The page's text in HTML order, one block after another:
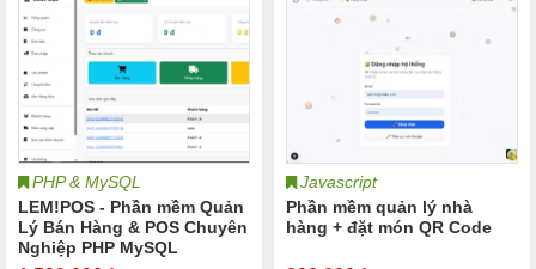
PHP & MySQL
LEM!POS - Phần mềm Quản
Lý Bán Hàng & POS Chuyên
Nghiệp PHP MySQL
Javascript
Phần mềm quản lý nhà
hàng + đặt món QR Code